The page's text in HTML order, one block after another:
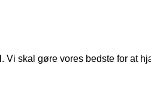
Vi skal gøre vores bedste for at